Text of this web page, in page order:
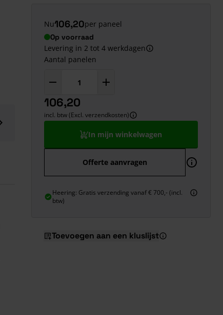
Nu106,20per paneel
Op voorraad
Levering in 2 tot 4 werkdagen
Aantal panelen
106,20
incl. btw (Excl. verzendkosten)
In mijn winkelwagen
Offerte aanvragen
Heering: Gratis verzending vanaf € 700,- (incl.
btw)
Toevoegen aan een kluslijst